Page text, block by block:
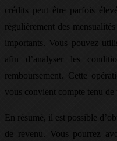
crédits peut être parfois
régulièrement des
importants. Vous pouvez
afin d’analyser les
remboursement. Cette
vous convient compte tenu
En résumé, il est possible
de revenu. Vous pourrez